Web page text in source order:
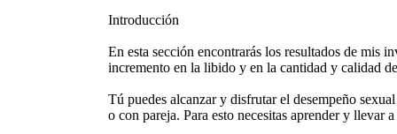
Introducción
En esta sección encontrarás los resultados de mis
incremento en la libido y en la cantidad y calidad
Tú puedes alcanzar y disfrutar el desempeño
o con pareja. Para esto necesitas aprender y llevar